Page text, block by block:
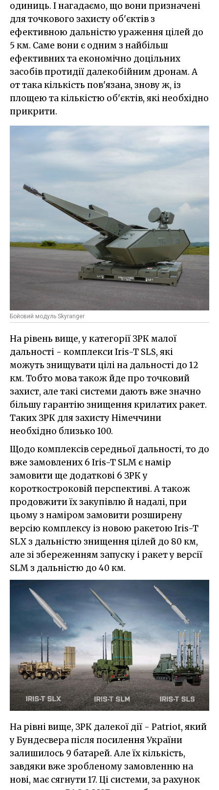
одиниць. І нагадаємо, що вони призначені
для точкового захисту об'єктів з
ефективною дальністю ураження цілей до
5 км. Саме вони є одним з найбільш
ефективних та економічно доцільних
засобів протидії далекобійним дронам. А
от така кількість пов'язана, знову ж, із
площею та кількістю об'єктів, які необхідно
прикрити.
Бойовий модуль Skyranger
На рівень вище, у категорії ЗРК малої
дальності - комплекси Iris-T SLS, які
можуть знищувати цілі на дальності до 12
км. Тобто мова також йде про точковий
захист, але такі системи дають вже значно
більшу гарантію знищення крилатих ракет.
Таких ЗРК для захисту Німеччини
необхідно близько 100.
Щодо комплексів середньої дальності, то до
вже замовлених 6 Iris-T SLM є намір
замовити ще додаткові 6 ЗРК у
короткостроковій перспективі. А також
продовжити їх закупівлю й надалі, при
цьому з наміром замовити розширену
версію комплексу із новою ракетою Iris-T
SLX з дальністю знищення цілей до 80 км,
але зі збереженням запуску і ракет у версії
SLM з дальністю до 40 км.
На рівні вище, ЗРК далекої дії - Patriot, який
у Бундесвера після посилення України
залишилось 9 батарей. Але їх кількість,
завдяки вже зробленому замовленню на
нові, має сягнути 17. Ці системи, за рахунок